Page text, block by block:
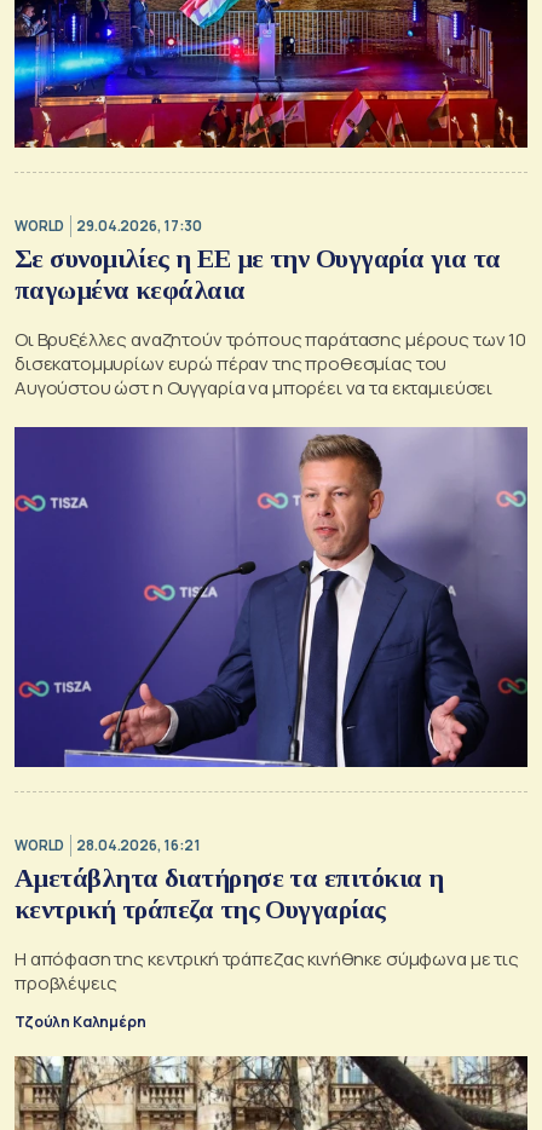
WORLD 29.04.2026, 17:30
Σε συνομιλίες η ΕΕ με την Ουγγαρία για τα
παγωμένα κεφάλαια
Οι Βρυξέλλες αναζητούν τρόπους παράτασης μέρους των 10
δισεκατομμυρίων ευρώ πέραν της προθεσμίας του
Αυγούστου ώστ η Ουγγαρία να μπορέει να τα εκταμιεύσει
WORLD 28.04.2026, 16:21
Αμετάβλητα διατήρησε τα επιτόκια η
κεντρική τράπεζα της Ουγγαρίας
Η απόφαση της κεντρική τράπεζας κινήθηκε σύμφωνα με τις
προβλέψεις
Τζούλη Καλημέρη